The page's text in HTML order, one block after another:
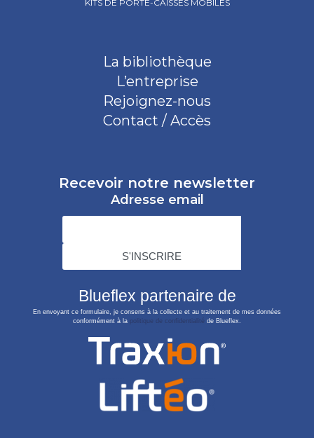
KITS DE PORTE-CAISSES MOBILES
La bibliothèque
L’entreprise
Rejoignez-nous
Contact / Accès
Recevoir notre newsletter
Adresse email
Blueflex partenaire de
En envoyant ce formulaire, je consens à la collecte et au traitement de mes données
conformément à la politique de confidentialité de Blueflex.